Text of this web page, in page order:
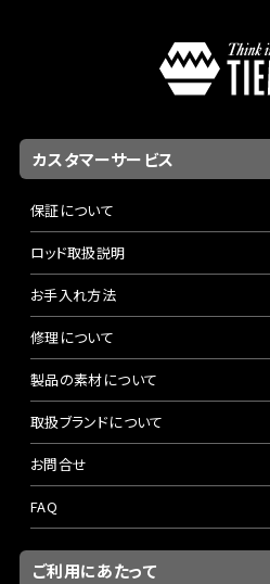
カスタマーサービス
保証について
ロッド取扱説明
お手入れ方法
修理について
製品の素材について
取扱ブランドについて
お問合せ
FAQ
ご利用にあたって